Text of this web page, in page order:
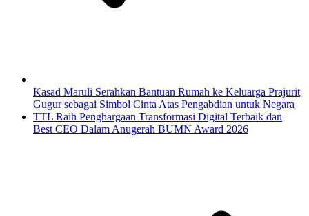
Kasad Maruli Serahkan Bantuan Rumah ke Keluarga Prajurit
Gugur sebagai Simbol Cinta Atas Pengabdian untuk Negara
TTL Raih Penghargaan Transformasi Digital Terbaik dan
Best CEO Dalam Anugerah BUMN Award 2026